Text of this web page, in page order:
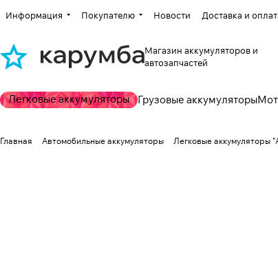
Информация Покупателю Новости Доставка и
Магазин аккумуляторов и
автозапчастей
Легковые аккумуляторы Грузовые аккумуляторы
Главная Автомобильные аккумуляторы Легковые аккумуляторы